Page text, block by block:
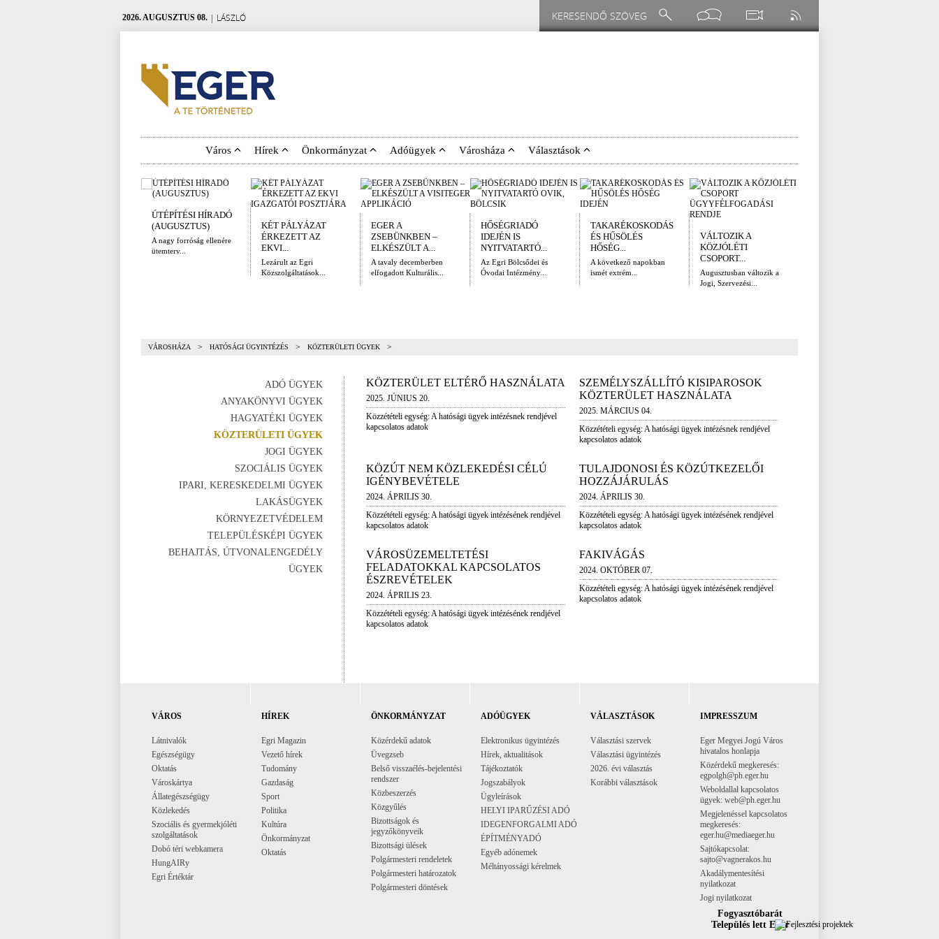
2026. AUGUSZTUS 08. | LÁSZLÓ
Város Hírek Önkormányzat Adóügyek Városháza Választások
ÚTÉPÍTÉSI HÍRADÓ
(AUGUSZTUS)
A nagy forróság ellenére
ütemterv...
KÉT PÁLYÁZAT
ÉRKEZETT AZ
EKVI...
Lezárult az Egri
Közszolgáltatások...
EGER A
ZSEBÜNKBEN –
ELKÉSZÜLT A...
A tavaly decemberben
elfogadott Kulturális...
HŐSÉGRIADÓ
IDEJÉN IS
NYITVATARTÓ...
Az Egri Bölcsődei és
Óvodai Intézmény...
TAKARÉKOSKODÁS
ÉS HŰSÖLÉS
HŐSÉG...
A következő napokban
ismét extrém...
VÁLTOZIK A
KÖZJÓLÉTI
CSOPORT...
Augusztusban változik a
Jogi, Szervezési...
VÁROSHÁZA > HATÓSÁGI ÜGYINTÉZÉS > KÖZTERÜLETI ÜGYEK >
ADÓ ÜGYEK
ANYAKÖNYVI ÜGYEK
HAGYATÉKI ÜGYEK
KÖZTERÜLETI ÜGYEK
JOGI ÜGYEK
SZOCIÁLIS ÜGYEK
IPARI, KERESKEDELMI ÜGYEK
LAKÁSÜGYEK
KÖRNYEZETVÉDELEM
TELEPÜLÉSKÉPI ÜGYEK
BEHAJTÁS, ÚTVONALENGEDÉLY
ÜGYEK
KÖZTERÜLET ELTÉRŐ HASZNÁLATA
2025. JÚNIUS 20.
Közzétételi egység: A hatósági ügyek intézésnek rendjével
kapcsolatos adatok
SZEMÉLYSZÁLLÍTÓ KISIPAROSOK
KÖZTERÜLET HASZNÁLATA
2025. MÁRCIUS 04.
Közzétételi egység: A hatósági ügyek intézésnek rendjével
kapcsolatos adatok
KÖZÚT NEM KÖZLEKEDÉSI CÉLÚ
IGÉNYBEVÉTELE
2024. ÁPRILIS 30.
Közzétételi egység: A hatósági ügyek intézésének rendjével
kapcsolatos adatok
TULAJDONOSI ÉS KÖZÚTKEZELŐI
HOZZÁJÁRULÁS
2024. ÁPRILIS 30.
Közzétételi egység: A hatósági ügyek intézésének rendjével
kapcsolatos adatok
VÁROSÜZEMELTETÉSI
FELADATOKKAL KAPCSOLATOS
ÉSZREVÉTELEK
2024. ÁPRILIS 23.
Közzétételi egység: A hatósági ügyek intézésének rendjével
kapcsolatos adatok
FAKIVÁGÁS
2024. OKTÓBER 07.
Közzétételi egység: A hatósági ügyek intézésének rendjével
kapcsolatos adatok
VÁROS
Látnivalók
Egészségügy
Oktatás
Városkártya
Állategészségügy
Közlekedés
Szociális és gyermekjóléti
szolgáltatások
Dobó téri webkamera
HungAIRy
Egri Értéktár
HÍREK
Egri Magazin
Vezető hírek
Tudomány
Gazdaság
Sport
Politika
Kultúra
Önkormányzat
Oktatás
ÖNKORMÁNYZAT
Közérdekű adatok
Üvegzseb
Belső visszaélés-bejelentési
rendszer
Közbeszerzés
Közgyűlés
Bizottságok és
jegyzőkönyveik
Bizottsági ülések
Polgármesteri rendeletek
Polgármesteri határozatok
Polgármesteri döntések
ADÓÜGYEK
Elektronikus ügyintézés
Hírek, aktualitások
Tájékoztatók
Jogszabályok
Ügyleírások
HELYI IPARŰZÉSI ADÓ
IDEGENFORGALMI ADÓ
ÉPÍTMÉNYADÓ
Egyéb adónemek
Méltányossági kérelmek
VÁLASZTÁSOK
Választási szervek
Választási ügyintézés
2026. évi választás
Korábbi választások
IMPRESSZUM
Eger Megyei Jogú Város
hivatalos honlapja
Közérdekű megkeresés:
egpolgh@ph.eger.hu
Weboldallal kapcsolatos
ügyek: web@ph.eger.hu
Megjelenéssel kapcsolatos
megkeresés:
eger.hu@mediaeger.hu
Sajtókapcsolat:
sajto@vagnerakos.hu
Akadálymentesítési
nyilatkozat
Jogi nyilatkozat
Fogyasztóbarát
Település lett Eger